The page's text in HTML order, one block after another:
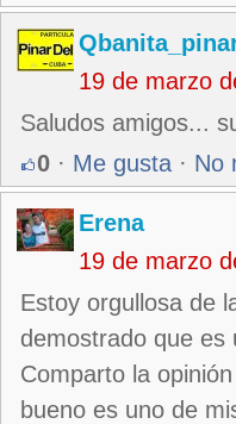
19 de marzo
Saludos amigos...
0 · Me gusta · No
Erena
19 de marzo
Estoy orgullosa de
demostrado que es
Comparto la
bueno es uno de